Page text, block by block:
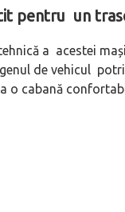
pentru un
a acestei
de vehicul
o cabană